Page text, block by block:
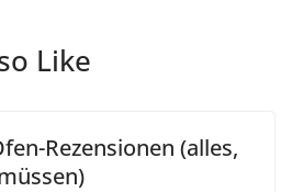
Like
Rezensionen (alles,